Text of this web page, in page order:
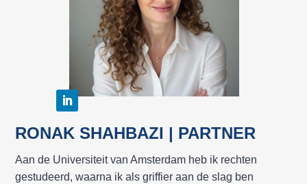
RONAK SHAHBAZI | PARTNER
Aan de Universiteit van Amsterdam heb ik rechten
gestudeerd, waarna ik als griffier aan de slag ben